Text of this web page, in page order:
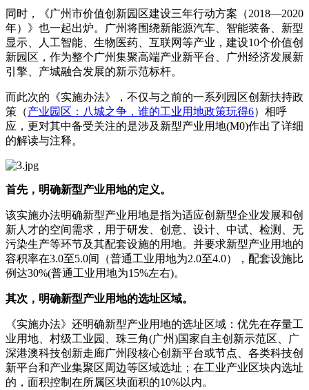
同时，《广州市价值创新园区建设三年行动方案（2018—2020
年）》也一起出炉。广州将围绕新能源汽车、智能装备、新型
显示、人工智能、生物医药、互联网等产业，建设10个价值创
新园区，作为整个广州集聚高端产业新平台、广州经济发展新
引擎、产城融合发展的新示范标杆。
而此次的《实施办法》，不仅与之前的一系列园区创新扶持政
策（产业园区：八城之争，谁的工业用地政策玩得6）相呼
应，更对其中备受关注的是涉及新型产业用地(M0)作出了详细
的解读与注释。
首先，明确新型产业用地的定义。
该实施办法明确新型产业用地是指为适应创新型企业发展和创
新人才的空间需求，用于研发、创意、设计、中试、检测、无
污染生产等环节及其配套设施的用地。并要求新型产业用地的
容积率在3.0至5.0间（普通工业用地为2.0至4.0），配套设施比
例达30%(普通工业用地为15%左右)。
其次，明确新型产业用地的选址区域。
《实施办法》还明确新型产业用地的选址区域：优先在存量工
业用地、村级工业园、珠三角(广州)国家自主创新示范区、广
深港澳科技创新走廊广州段核心创新平台或节点、各类科技创
新平台和产业集聚区周边等区域选址；在工业产业区块内选址
的，面积控制在所属区块面积的10%以内。